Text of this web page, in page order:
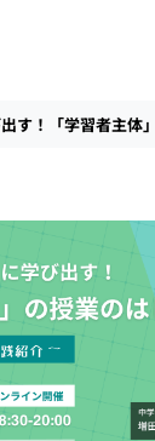
す！「学習者主体